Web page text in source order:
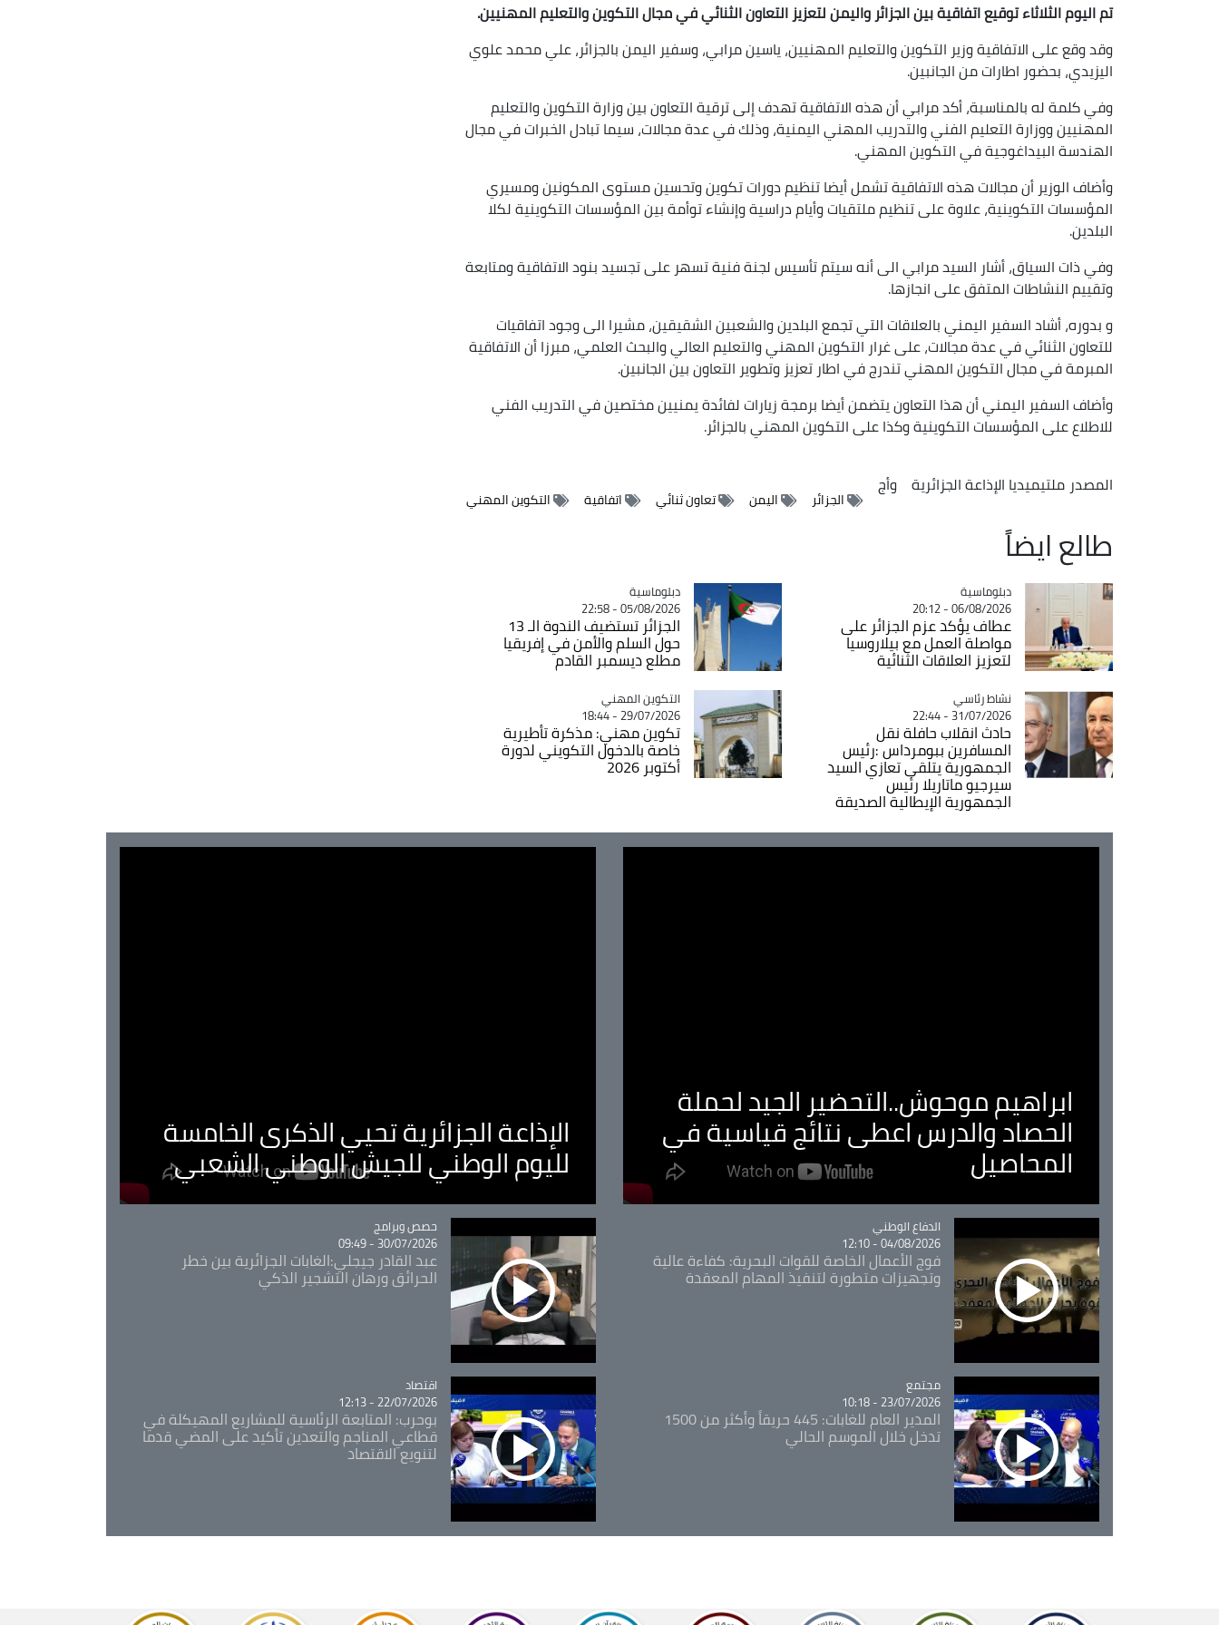
تم اليوم الثلاثاء توقيع اتفاقية بين الجزائر واليمن لتعزيز التعاون الثنائي في مجال التكوين والتعليم المهنيين.
وقد وقع على الاتفاقية وزير التكوين والتعليم المهنيين، ياسين مرابي، وسفير اليمن بالجزائر، علي محمد علوي
اليزيدي، بحضور اطارات من الجانبين.
وفي كلمة له بالمناسبة، أكد مرابي أن هذه الاتفاقية تهدف إلى ترقية التعاون بين وزارة التكوين والتعليم
المهنيين ووزارة التعليم الفني والتدريب المهني اليمنية، وذلك في عدة مجالات، سيما تبادل الخبرات في مجال
الهندسة البيداغوجية في التكوين المهني.
وأضاف الوزير أن مجالات هذه الاتفاقية تشمل أيضا تنظيم دورات تكوين وتحسين مستوى المكونين ومسيري
المؤسسات التكوينية، علاوة على تنظيم ملتقيات وأيام دراسية وإنشاء توأمة بين المؤسسات التكوينية لكلا
البلدين.
وفي ذات السياق، أشار السيد مرابي الى أنه سيتم تأسيس لجنة فنية تسهر على تجسيد بنود الاتفاقية ومتابعة
وتقييم النشاطات المتفق على انجازها.
و بدوره، أشاد السفير اليمني بالعلاقات التي تجمع البلدين والشعبين الشقيقين، مشيرا الى وجود اتفاقيات
للتعاون الثنائي في عدة مجالات، على غرار التكوين المهني والتعليم العالي والبحث العلمي، مبرزا أن الاتفاقية
المبرمة في مجال التكوين المهني تندرج في اطار تعزيز وتطوير التعاون بين الجانبين.
وأضاف السفير اليمني أن هذا التعاون يتضمن أيضا برمجة زيارات لفائدة يمنيين مختصين في التدريب الفني
للاطلاع على المؤسسات التكوينية وكذا على التكوين المهني بالجزائر.
المصدر ملتيميديا الإذاعة الجزائرية وأج
الجزائر اليمن تعاون ثنائي اتفاقية التكوين المهني
طالع ايضاً
Catégorie
دبلوماسية
06/08/2026 - 20:12
عطاف يؤكد عزم الجزائر على
مواصلة العمل مع بيلاروسيا
لتعزيز العلاقات الثنائية
Catégorie
دبلوماسية
05/08/2026 - 22:58
الجزائر تستضيف الندوة الـ 13
حول السلم والأمن في إفريقيا
مطلع ديسمبر القادم
Catégorie
نشاط رئاسي
31/07/2026 - 22:44
حادث انقلاب حافلة نقل
المسافرين ببومرداس :رئيس
الجمهورية يتلقى تعازي السيد
سيرجيو ماتاريلا رئيس
الجمهورية الإيطالية الصديقة
Catégorie
التكوين المهني
29/07/2026 - 18:44
تكوين مهني: مذكرة تأطيرية
خاصة بالدخول التكويني لدورة
أكتوبر 2026
ابراهيم موحوش..التحضير الجيد لحملة
الحصاد والدرس اعطى نتائج قياسية في
المحاصيل
الإذاعة الجزائرية تحيي الذكرى الخامسة
لليوم الوطني للجيش الوطني الشعبي
Catégorie
الدفاع الوطني
04/08/2026 - 12:10
فوج الأعمال الخاصة للقوات البحرية: كفاءة عالية
وتجهيزات متطورة لتنفيذ المهام المعقدة
Catégorie
حصص وبرامج
30/07/2026 - 09:49
عبد القادر جيجلي:الغابات الجزائرية بين خطر
الحرائق ورهان التشجير الذكي
Catégorie
مجتمع
23/07/2026 - 10:18
المدير العام للغابات: 445 حريقاً وأكثر من 1500
تدخل خلال الموسم الحالي
Catégorie
اقتصاد
22/07/2026 - 12:13
بوحرب: المتابعة الرئاسية للمشاريع المهيكلة في
قطاعي المناجم والتعدين تأكيد على المضي قدما
لتنويع الاقتصاد